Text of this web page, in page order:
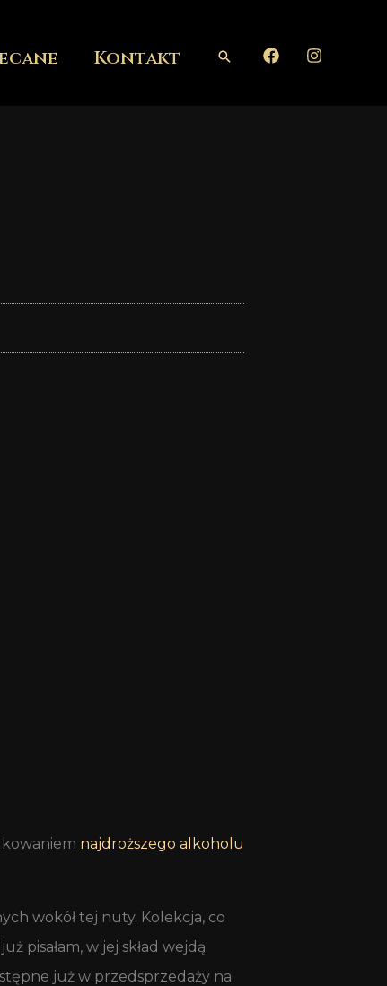
Kontakt Szukaj
najdroższego alkoholu
wokół tej nuty. Kolekcja, co
pisałam, w jej skład wejdą
już w przedsprzedaży na